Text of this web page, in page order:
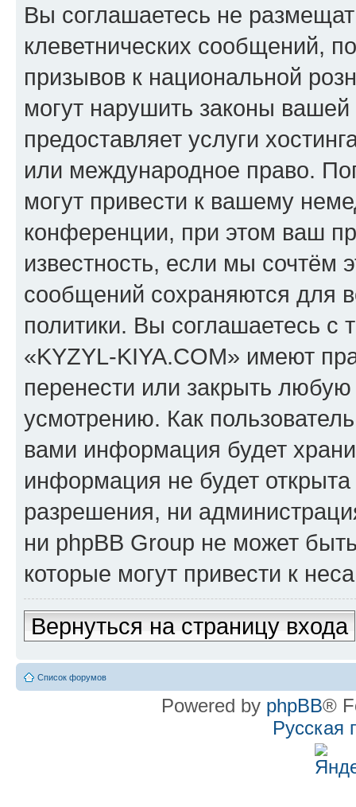
Вы соглашаетесь не
клеветнических сообщений,
призывов к национальной
могут нарушить законы
предоставляет услуги
или международное право.
могут привести к вашему
конференции, при этом ваш
известность, если мы сочтём
сообщений сохраняются для
политики. Вы соглашаетесь
«KYZYL-KIYA.COM» имеют
перенести или закрыть
усмотрению. Как
вами информация будет
информация не будет
разрешения, ни
ни phpBB Group не может
которые могут привести к
Вернуться на страницу входа
Список форумов
Powered by phpBB®
Русская